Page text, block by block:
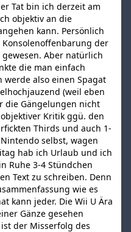
Tat bin ich derzeit am
objektiv an die
kann. Persönlich
Konsolenoffenbarung der
gewesen. Aber natürlich
die man einfach
werde also einen Spagat
(weil eben
die Gängelungen nicht
Kritik ggü. den
Thirds und auch 1-
selbst, wagen
hab ich Urlaub und ich
Ruhe 3-4 Stündchen
Text zu schreiben. Denn
wie es
kann jeder. Die Wii U Ära
Gänze gesehen
der Misserfolg des